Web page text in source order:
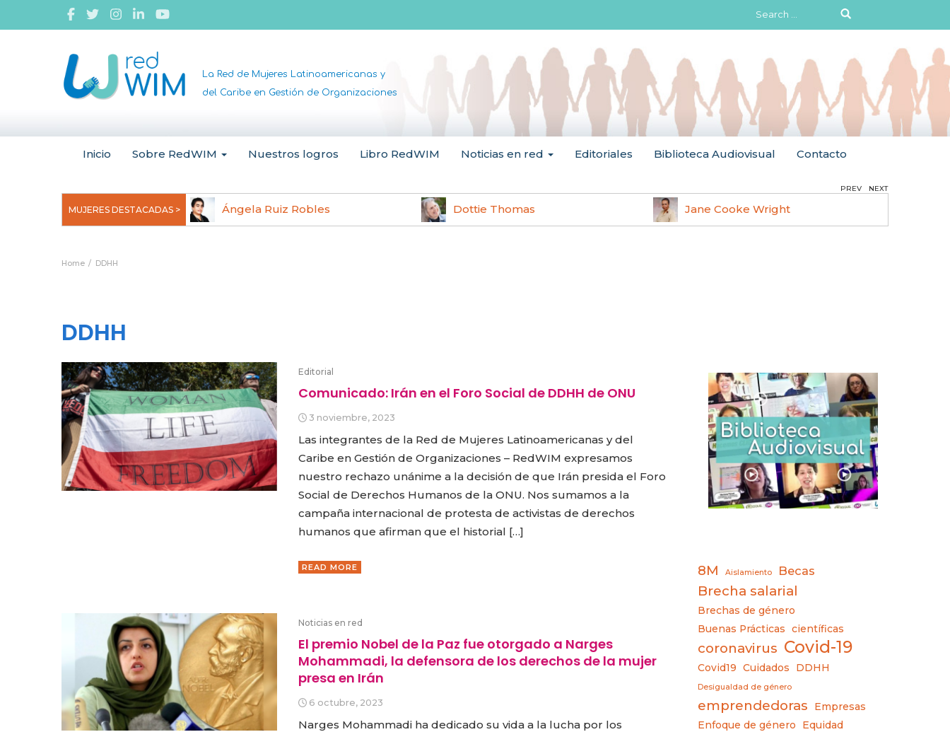
Search
for:
La Red de Mujeres Latinoamericanas y
del Caribe en Gestión de Organizaciones
Inicio Sobre RedWIM Nuestros logros Libro RedWIM Noticias en red Editoriales Biblioteca Audiovisual Contacto
MUJERES DESTACADAS >
Uchegbu, pionera en
Ángela Ruiz Robles Dottie Thomas Jane Cooke Wright
PREV NEXT
Home DDHH
DDHH
Editorial
Comunicado: Irán en el Foro Social de DDHH de ONU
3 noviembre, 2023
Las integrantes de la Red de Mujeres Latinoamericanas y del
Caribe en Gestión de Organizaciones – RedWIM expresamos
nuestro rechazo unánime a la decisión de que Irán presida el Foro
Social de Derechos Humanos de la ONU. Nos sumamos a la
campaña internacional de protesta de activistas de derechos
humanos que afirman que el historial […]
READ MORE
Noticias en red
El premio Nobel de la Paz fue otorgado a Narges
Mohammadi, la defensora de los derechos de la mujer
presa en Irán
6 octubre, 2023
Narges Mohammadi ha dedicado su vida a la lucha por los
8M Aislamiento Becas
Brecha salarial
Brechas de género
Buenas Prácticas
científicas
coronavirus Covid-19
Covid19 Cuidados DDHH
Desigualdad de género
emprendedoras
Empresas
Enfoque de género
Equidad